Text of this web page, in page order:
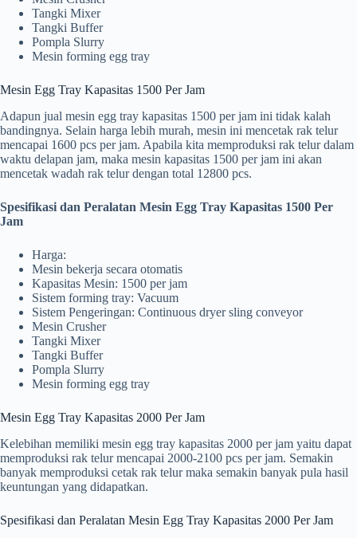
Tangki Mixer
Tangki Buffer
Pompla Slurry
Mesin forming egg tray
Mesin Egg Tray Kapasitas 1500 Per Jam
Adapun jual mesin egg tray kapasitas 1500 per jam ini tidak kalah
bandingnya. Selain harga lebih murah, mesin ini mencetak rak telur
mencapai 1600 pcs per jam. Apabila kita memproduksi rak telur dalam
waktu delapan jam, maka mesin kapasitas 1500 per jam ini akan
mencetak wadah rak telur dengan total 12800 pcs.
Spesifikasi dan Peralatan Mesin Egg Tray Kapasitas 1500 Per
Jam
Harga:
Mesin bekerja secara otomatis
Kapasitas Mesin: 1500 per jam
Sistem forming tray: Vacuum
Sistem Pengeringan: Continuous dryer sling conveyor
Mesin Crusher
Tangki Mixer
Tangki Buffer
Pompla Slurry
Mesin forming egg tray
Mesin Egg Tray Kapasitas 2000 Per Jam
Kelebihan memiliki mesin egg tray kapasitas 2000 per jam yaitu dapat
memproduksi rak telur mencapai 2000-2100 pcs per jam. Semakin
banyak memproduksi cetak rak telur maka semakin banyak pula hasil
keuntungan yang didapatkan.
Spesifikasi dan Peralatan Mesin Egg Tray Kapasitas 2000 Per Jam